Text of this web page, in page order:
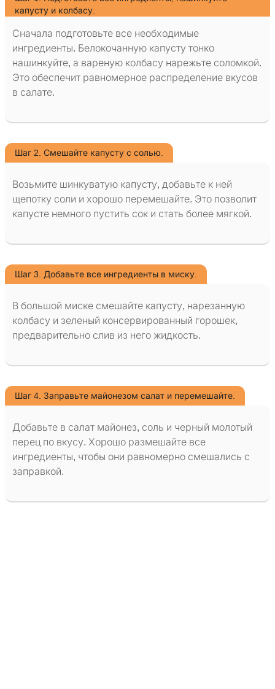
капусту и колбасу.
Сначала подготовьте все необходимые
ингредиенты. Белокочанную капусту тонко
нашинкуйте, а вареную колбасу нарежьте соломкой.
Это обеспечит равномерное распределение вкусов
в салате.
Шаг 2. Смешайте капусту с солью.
Возьмите шинкуватую капусту, добавьте к ней
щепотку соли и хорошо перемешайте. Это позволит
капусте немного пустить сок и стать более мягкой.
Шаг 3. Добавьте все ингредиенты в миску.
В большой миске смешайте капусту, нарезанную
колбасу и зеленый консервированный горошек,
предварительно слив из него жидкость.
Шаг 4. Заправьте майонезом салат и перемешайте.
Добавьте в салат майонез, соль и черный молотый
перец по вкусу. Хорошо размешайте все
ингредиенты, чтобы они равномерно смешались с
заправкой.